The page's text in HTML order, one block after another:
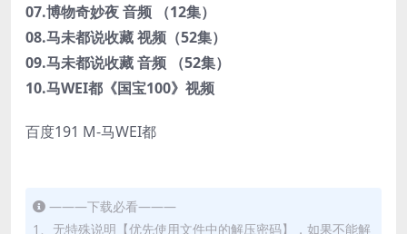
07.博物奇妙夜 音频 （12集）
08.马未都说收藏 视频（52集）
09.马未都说收藏 音频 （52集）
10.马WEI都《国宝100》视频
百度191 M-马WEI都
———下载必看———
1、无特殊说明【优先使用文件中的解压密码】，如果不能解